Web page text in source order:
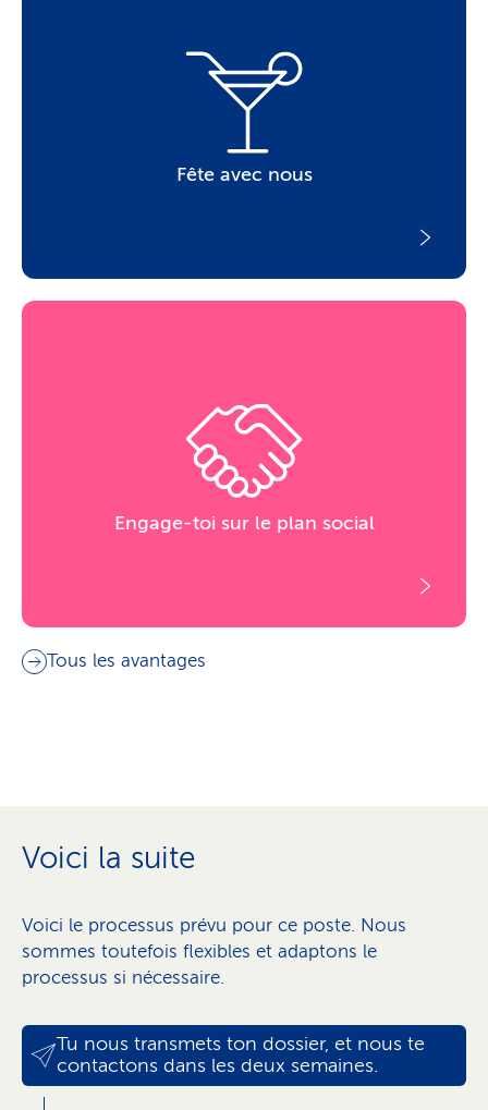
Fête avec nous
Engage-toi sur le plan social
Tous les avantages
Voici la suite
Voici le processus prévu pour ce poste. Nous
sommes toutefois flexibles et adaptons le
processus si nécessaire.
Tu nous transmets ton dossier, et nous te
contactons dans les deux semaines.